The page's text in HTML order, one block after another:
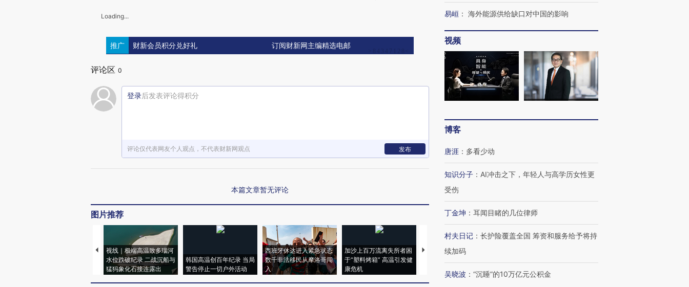
Loading...
推广 财新会员积分兑好礼 订阅财新网主编精选电邮
评论区 0
登录后发表评论得积分
评论仅代表网友个人观点，不代表财新网观点 发布
本篇文章暂无评论
图片推荐
视线｜极端高温致多瑙河
水位跌破纪录 二战沉船与
猛犸象化石接连露出
韩国高温创百年纪录 当局
警告停止一切户外活动
西班牙休达进入紧急状态
数千非法移民从摩洛哥闯
入
加沙上百万流离失所者困
于“塑料烤箱” 高温引发健
康危机
视线｜HYROX的吸金
心“花钱找虐”？
易峘 ： 海外能源供给缺口对中国的影响
视频
博客
唐涯 ： 多看少动
知识分子 ： AI冲击之下，年轻人与高学历女性更
受伤
丁金坤 ： 耳闻目睹的几位律师
村夫日记 ： 长护险覆盖全国 筹资和服务给予将持
续加码
吴晓波 ： “沉睡”的10万亿元公积金